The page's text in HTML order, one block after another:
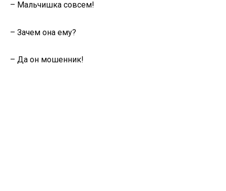
– Мальчишка совсем!
– Зачем она ему?
– Да он мошенник!